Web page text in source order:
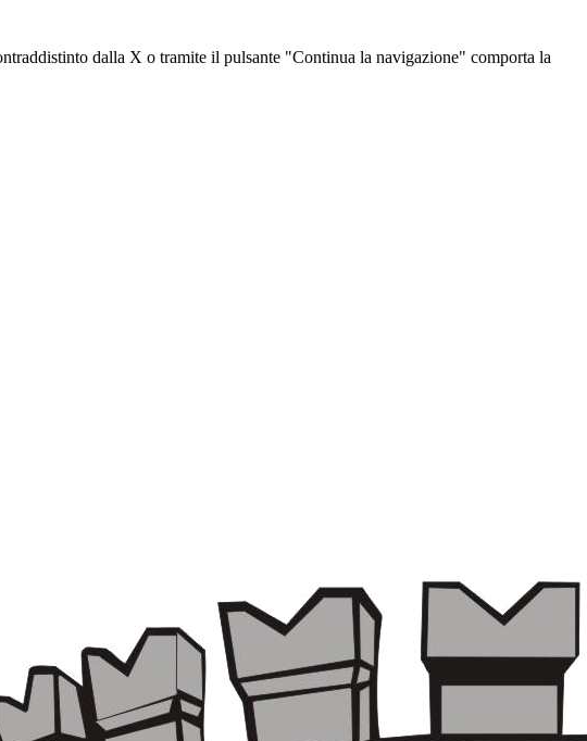
dalla X o tramite il pulsante "Continua la navigazione" comporta la